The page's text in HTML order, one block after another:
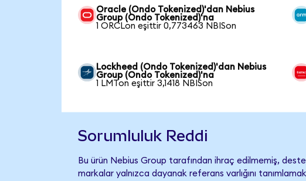
Oracle (Ondo Tokenized)'dan Nebius
Group (Ondo Tokenized)'na
1 ORCLon eşittir 0,773463 NBISon
Lockheed (Ondo Tokenized)'dan Nebius
Group (Ondo Tokenized)'na
1 LMTon eşittir 3,1418 NBISon
Sorumluluk Reddi
Bu ürün Nebius Group tarafından ihraç edilmemiş,
markalar yalnızca dayanak referans varlığını